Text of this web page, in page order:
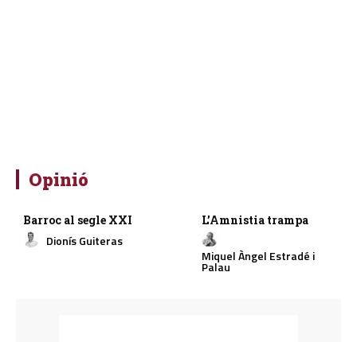
Opinió
Barroc al segle XXI
Dionís Guiteras
L’Amnistia trampa
Miquel Àngel Estradé i
Palau